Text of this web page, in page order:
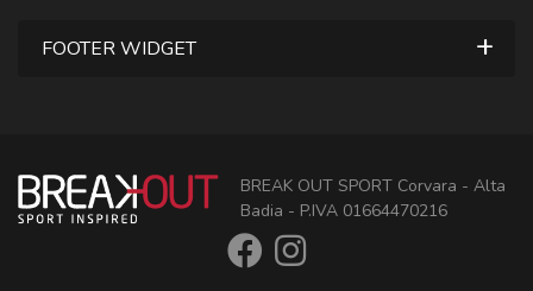
FOOTER WIDGET
BREAK OUT SPORT Corvara - Alta
Badia - P.IVA 01664470216